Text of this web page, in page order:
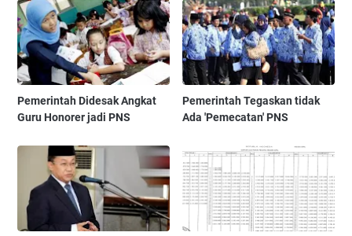
Pemerintah Didesak Angkat
Guru Honorer jadi PNS
Pemerintah Tegaskan tidak
Ada 'Pemecatan' PNS